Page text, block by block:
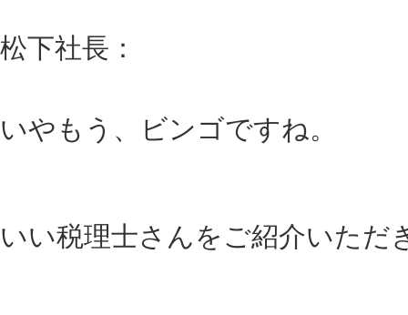
松下社長：
いやもう、ビンゴですね。
いい税理士さんをご紹介いただ